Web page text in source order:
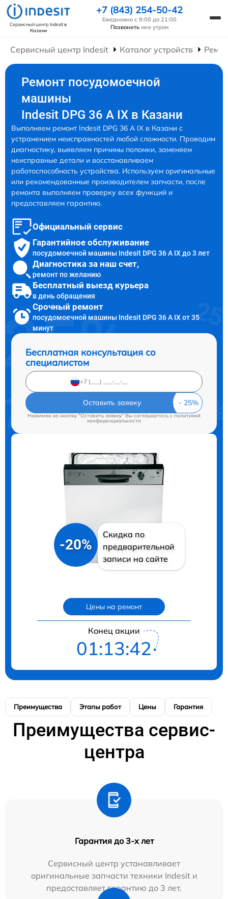
Сервисный центр Indesitв
Казани
+7 (843) 254-50-42
Ежедневно с 9:00 до 21:00
Позвонить мне утром
Сервисный центр Indesit Каталог устройств
Ремонт посудомоечной
машины
Indesit DPG 36 A IX в Казани
Выполняем ремонт Indesit DPG 36 A IX в Казани с
устранением неисправностей любой сложности. Проводим
диагностику, выявляем причины поломки, заменяем
неисправные детали и восстанавливаем
работоспособность устройства. Используем оригинальные
или рекомендованные производителем запчасти, после
ремонта выполняем проверку всех функций и
предоставляем гарантию.
Официальный сервис
Гарантийное обслуживание
посудомоечной машины Indesit DPG 36 A IX до 3 лет
Диагностика за наш счет,
ремонт по желанию
Бесплатный выезд курьера
в день обращения
Срочный ремонт
посудомоечной машины Indesit DPG 36 A IX от 35
минут
Бесплатная консультация со
специалистом
Оставить заявку
Нажимая на кнопку "Оставить заявку" Вы соглашаетесь cполитикой
конфиденциальности
-20%
Скидка по
предварительной
записи на сайте
Цены на ремонт
Конец акции
01:13:41
Преимущества Этапы работ Цены Гарантия
Преимущества сервис-
центра
Гарантия до 3-х лет
Сервисный центр устанавливает
оригинальные запчасти техники Indesit и
предоставляет гарантию до 3 лет.